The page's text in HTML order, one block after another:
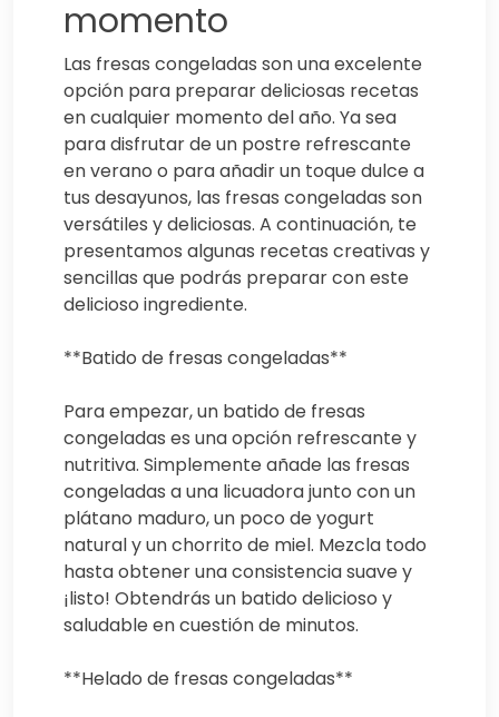
momento
Las fresas congeladas son una excelente
opción para preparar deliciosas recetas
en cualquier momento del año. Ya sea
para disfrutar de un postre refrescante
en verano o para añadir un toque dulce a
tus desayunos, las fresas congeladas son
versátiles y deliciosas. A continuación, te
presentamos algunas recetas creativas y
sencillas que podrás preparar con este
delicioso ingrediente.
**Batido de fresas congeladas**
Para empezar, un batido de fresas
congeladas es una opción refrescante y
nutritiva. Simplemente añade las fresas
congeladas a una licuadora junto con un
plátano maduro, un poco de yogurt
natural y un chorrito de miel. Mezcla todo
hasta obtener una consistencia suave y
¡listo! Obtendrás un batido delicioso y
saludable en cuestión de minutos.
**Helado de fresas congeladas**